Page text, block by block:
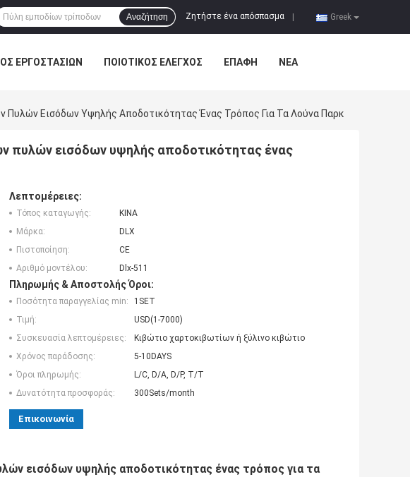
Greek
Ζητήστε ένα απόσπασμα
Αναζήτηση
ΕΡΓΟΣΤΑΣΊΩΝ ΠΟΙΟΤΙΚΌΣ ΈΛΕΓΧΟΣ ΕΠΑΦΉ ΝΈΑ
Πυλών Εισόδων Υψηλής Αποδοτικότητας Ένας Τρόπος Για Τα Λούνα Παρκ
πυλών εισόδων υψηλής αποδοτικότητας ένας
Λεπτομέρειες:
Τόπος καταγωγής:
ΚΙΝΑ
Μάρκα:
DLX
Πιστοποίηση:
CE
Αριθμό μοντέλου:
Dlx-511
Πληρωμής & Αποστολής Όροι:
Ποσότητα παραγγελίας min:
1SET
Τιμή:
USD(1-7000)
Συσκευασία λεπτομέρειες:
Κιβώτιο χαρτοκιβωτίων ή ξύλινο κιβώτιο
Χρόνος παράδοσης:
5-10DAYS
Όροι πληρωμής:
L/C, D/A, D/P, T/T
Δυνατότητα προσφοράς:
300Sets/month
Επικοινωνία
εισόδων υψηλής αποδοτικότητας ένας τρόπος για τα